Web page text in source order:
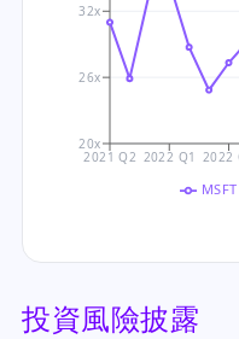
2021 Q2 2022 Q1 2022
20x
26x
32x
投資風險披露